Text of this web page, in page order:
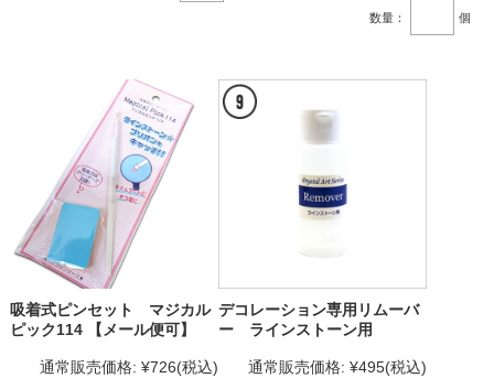
数量： 個
吸着式ピンセット マジカル
ピック114 【メール便可】
通常販売価格: ¥726(税込)
デコレーション専用リムーバ
ー ラインストーン用
通常販売価格: ¥495(税込)